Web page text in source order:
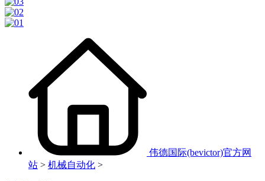
伟德国际(bevictor)官方网
站 > 机械自动化 >